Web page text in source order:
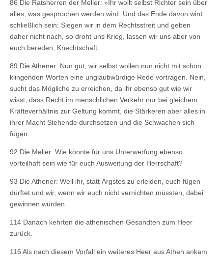
86 Die Ratsherren der Melier: »Ihr wollt selbst Richter sein über
alles, was gesprochen werden wird. Und das Ende davon wird
schließlich sein: Siegen wir in dem Rechtsstreit und geben
daher nicht nach, so droht uns Krieg, lassen wir uns aber von
euch bereden, Knechtschaft.
89 Die Athener: Nun gut, wir selbst wollen nun nicht mit schön
klingenden Worten eine unglaubwürdige Rede vortragen. Nein,
sucht das Mögliche zu erreichen, da ihr ebenso gut wie wir
wisst, dass Recht im menschlichen Verkehr nur bei gleichem
Kräfteverhältnis zur Geltung kommt, die Stärkeren aber alles in
ihrer Macht Stehende durchsetzen und die Schwachen sich
fügen.
92 Die Melier: Wie könnte für uns Unterwerfung ebenso
vorteilhaft sein wie für euch Ausweitung der Herrschaft?
93 Die Athener: Weil ihr, statt Ärgstes zu erleiden, euch fügen
dürftet und wir, wenn wir euch nicht vernichten müssten, dabei
gewinnen würden.
114 Danach kehrten die athenischen Gesandten zum Heer
zurück.
116 Als nach diesem Vorfall ein weiteres Heer aus Athen ankam